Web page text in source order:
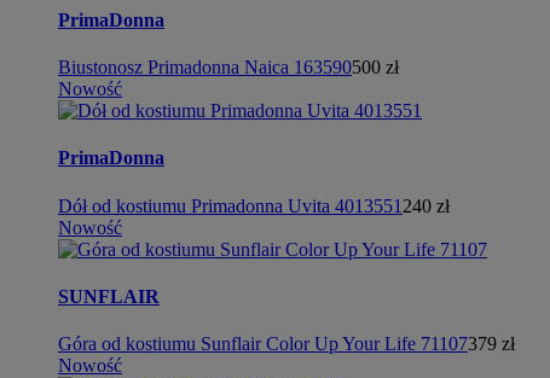
PrimaDonna
Biustonosz Primadonna Naica 163590500 zł
Nowość
PrimaDonna
Dół od kostiumu Primadonna Uvita 4013551 240 zł
Nowość
SUNFLAIR
Góra od kostiumu Sunflair Color Up Your Life 71107379 zł
Nowość